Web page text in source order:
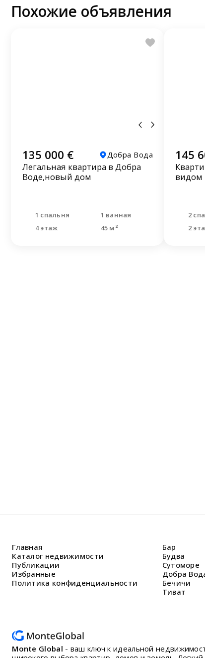
Похожие объявления
135 000 € Добра Вода
Легальная квартира в Добра
Воде,новый дом
1 спальня
1 ванная
4 этаж
45 м²
145
видом
2
2
Главная
Каталог недвижимости
Публикации
Избранные
Политика конфиденциальности
Бар
Будва
Сутоморе
Добра
Бечичи
Тиват
Monte Global - ваш ключ к идеальной